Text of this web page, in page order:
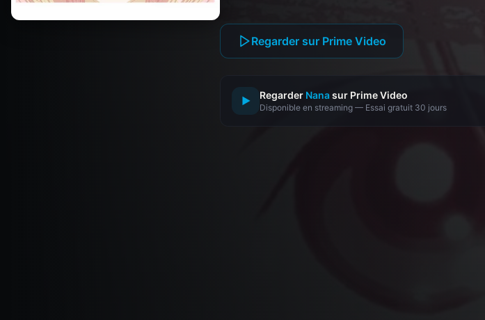
Regarder sur Prime Video
▶ Regarder Nanasur Prime Video
Disponible en streaming — Essai gratuit 30 jours